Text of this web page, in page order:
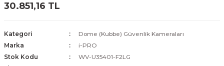
ve Bağlantı Kabloları
Kamera Lisansları
Fi) ve Access Point Ürünleri
Antivirüs Yazılımları
Kurtarma
Merkezi Altyapısı
30.851,16 TL
Kategori
Dome (Kubbe) Güvenlik Kameraları
Marka
i-PRO
Stok Kodu
WV-U35401-F2LG